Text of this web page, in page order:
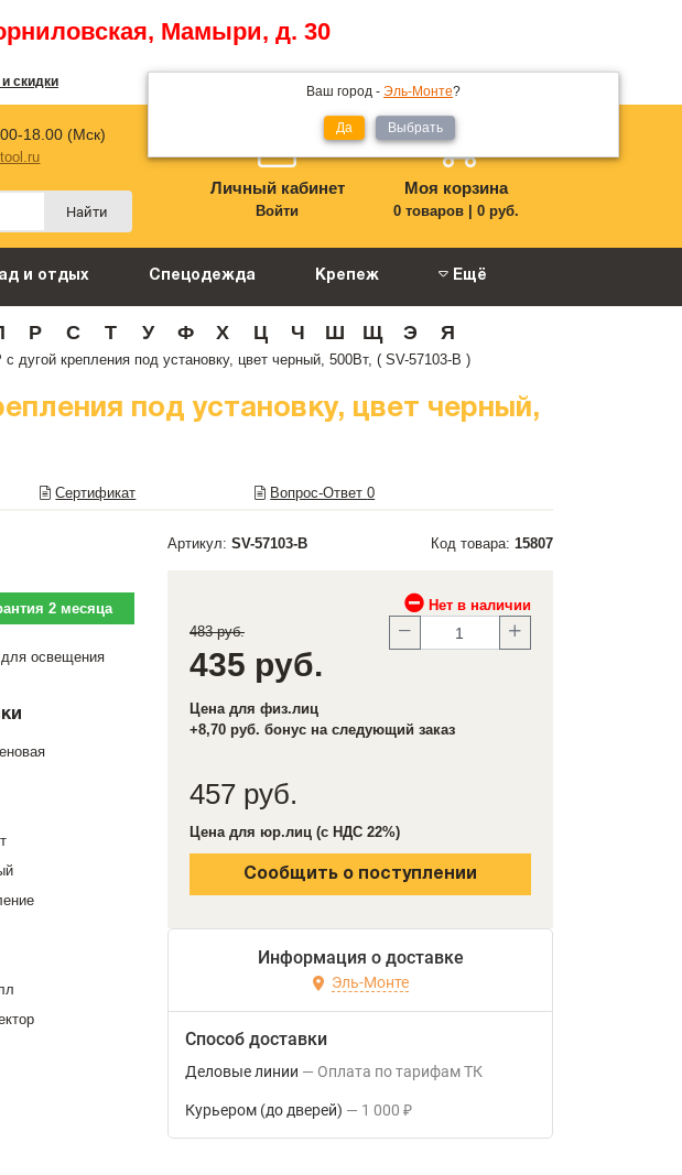
Мамыри, д. 30
скидки
Ваш город - Эль-Монте?
Да Выбрать
18.00 (Мск)
Найти
Личный кабинет
Войти
Моя корзина
0 товаров| 0 руб.
и отдых Спецодежда Крепеж Ещё
Р С Т У Ф Х Ц Ч Ш Щ Э Я
дугой крепления под установку, цвет черный, 500Вт, ( SV-57103-B )
под установку, цвет черный,
Сертификат Вопрос-Ответ0
Артикул: SV-57103-B Код товара: 15807
2 месяца
для освещения
Нет в наличии
483 руб.
435 руб.
Цена для физ.лиц
+8,70 руб. бонус на следующий заказ
457 руб.
Цена для юр.лиц (с НДС 22%)
Сообщить о поступлении
Информация о доставке
Эль-Монте
Способ доставки
Деловые линии Оплата по тарифам ТК
Курьером (до дверей) 1 000 ₽